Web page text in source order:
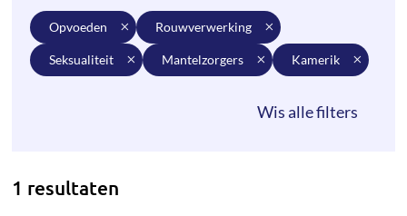
opvoeden rouwverwerking
seksualiteit mantelzorgers kamerik
1 resultaten